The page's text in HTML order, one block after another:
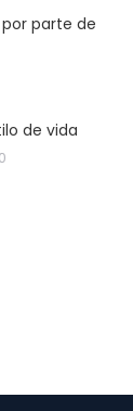
por parte de
de vida